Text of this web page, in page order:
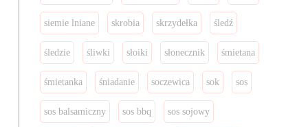
siemie lniane skrobia skrzydełka śledź
śledzie śliwki słoiki słonecznik śmietana
śmietanka śniadanie soczewica sok sos
sos balsamiczny sos bbq sos sojowy